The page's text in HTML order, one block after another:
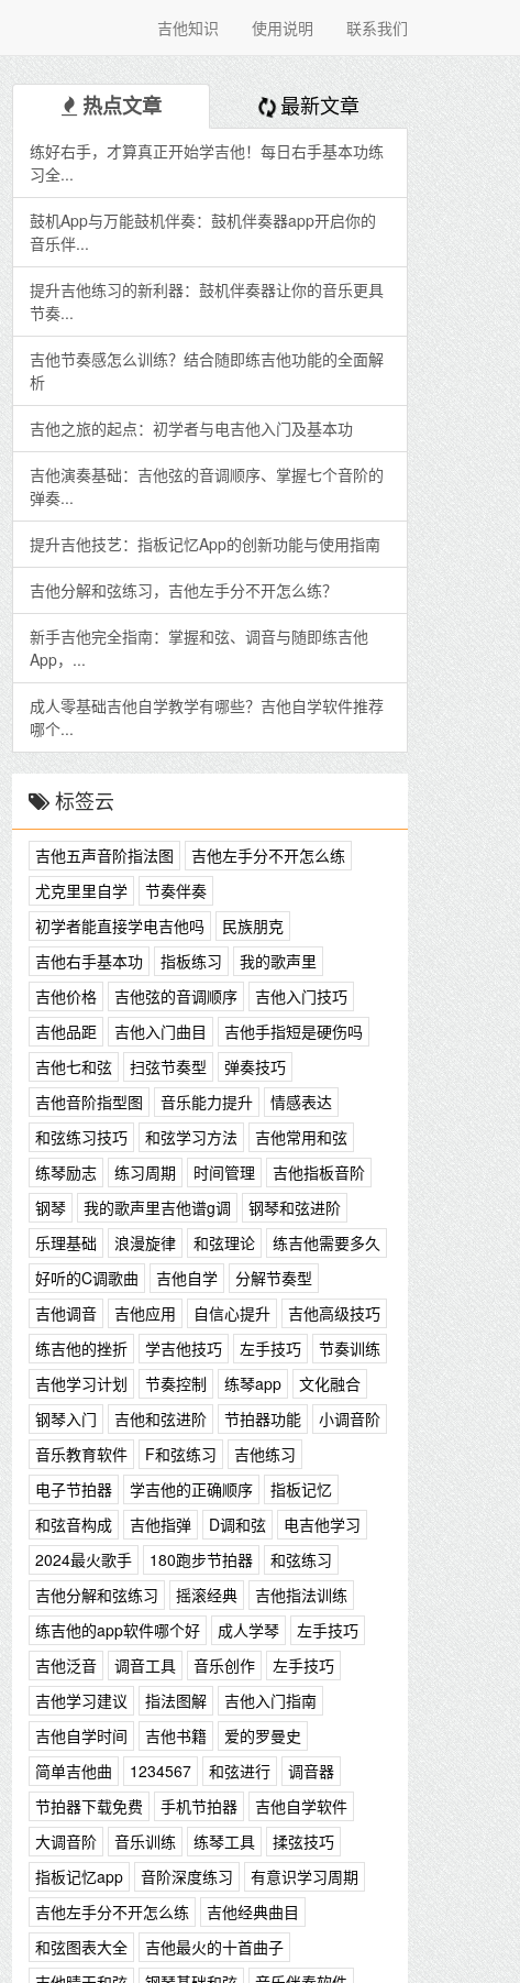
吉他知识 使用说明 联系我们
热点文章 最新文章
练好右手，才算真正开始学吉他！每日右手基本功练
习全...
鼓机App与万能鼓机伴奏：鼓机伴奏器app开启你的
音乐伴...
提升吉他练习的新利器：鼓机伴奏器让你的音乐更具
节奏...
吉他节奏感怎么训练？结合随即练吉他功能的全面解
析
吉他之旅的起点：初学者与电吉他入门及基本功
吉他演奏基础：吉他弦的音调顺序、掌握七个音阶的
弹奏...
提升吉他技艺：指板记忆App的创新功能与使用指南
吉他分解和弦练习，吉他左手分不开怎么练？
新手吉他完全指南：掌握和弦、调音与随即练吉他
App，...
成人零基础吉他自学教学有哪些？吉他自学软件推荐
哪个...
标签云
吉他五声音阶指法图
吉他左手分不开怎么练
尤克里里自学
节奏伴奏
初学者能直接学电吉他吗
民族朋克
吉他右手基本功
指板练习
我的歌声里
吉他价格
吉他弦的音调顺序
吉他入门技巧
吉他品距
吉他入门曲目
吉他手指短是硬伤吗
吉他七和弦
扫弦节奏型
弹奏技巧
吉他音阶指型图
音乐能力提升
情感表达
和弦练习技巧
和弦学习方法
吉他常用和弦
练琴励志
练习周期 时间管理
吉他指板音阶
钢琴
我的歌声里吉他谱g调
钢琴和弦进阶
乐理基础
浪漫旋律 和弦理论
练吉他需要多久
好听的C调歌曲
吉他自学
分解节奏型
吉他调音
吉他应用 自信心提升
吉他高级技巧
练吉他的挫折
学吉他技巧 左手技巧
节奏训练
吉他学习计划
节奏控制 练琴app
文化融合
钢琴入门
吉他和弦进阶 节拍器功能
小调音阶
音乐教育软件
F和弦练习
吉他练习
电子节拍器
学吉他的正确顺序
指板记忆
和弦音构成
吉他指弹 D调和弦
电吉他学习
2024最火歌手
180跑步节拍器
和弦练习
吉他分解和弦练习
摇滚经典
吉他指法训练
练吉他的app软件哪个好
成人学琴
左手技巧
吉他泛音
调音工具 音乐创作
左手技巧
吉他学习建议
指法图解
吉他入门指南
吉他自学时间
吉他书籍
爱的罗曼史
简单吉他曲
1234567 和弦进行
调音器
节拍器下载免费
手机节拍器
吉他自学软件
大调音阶
音乐训练 练琴工具
揉弦技巧
指板记忆app
音阶深度练习
有意识学习周期
吉他左手分不开怎么练
吉他经典曲目
和弦图表大全
吉他最火的十首曲子